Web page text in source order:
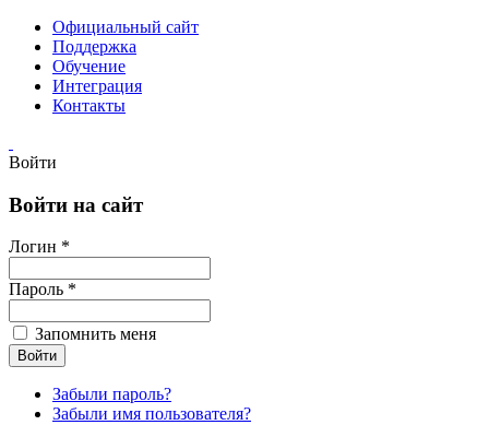
Официальный сайт
Поддержка
Обучение
Интеграция
Контакты
Войти
Войти на сайт
Логин *
Пароль *
Запомнить меня
Забыли пароль?
Забыли имя пользователя?